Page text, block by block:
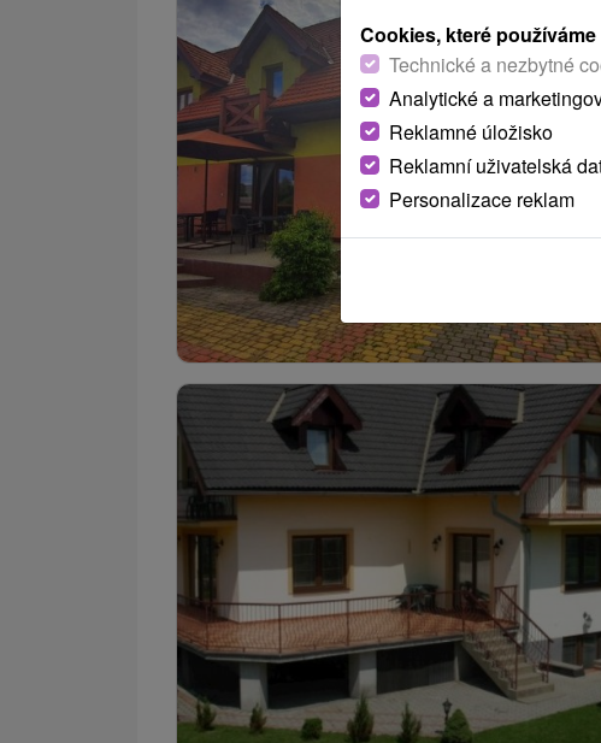
Cookies, které používáme
Technické a nezbytné
Analytické a
Reklamné úložisko
Reklamní uživatelská
Personalizace reklam